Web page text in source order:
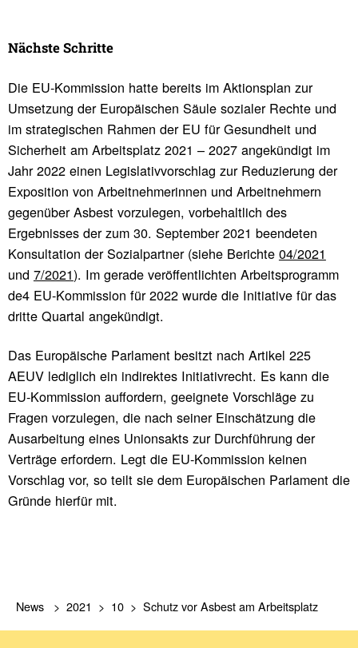
Nächste Schritte
Die EU-Kommission hatte bereits im Aktionsplan zur
Umsetzung der Europäischen Säule sozialer Rechte und
im strategischen Rahmen der EU für Gesundheit und
Sicherheit am Arbeitsplatz 2021 – 2027 angekündigt im
Jahr 2022 einen Legislativvorschlag zur Reduzierung der
Exposition von Arbeitnehmerinnen und Arbeitnehmern
gegenüber Asbest vorzulegen, vorbehaltlich des
Ergebnisses der zum 30. September 2021 beendeten
Konsultation der Sozialpartner (siehe Berichte 04/2021
und 7/2021). Im gerade veröffentlichten Arbeitsprogramm
de4 EU-Kommission für 2022 wurde die Initiative für das
dritte Quartal angekündigt.
Das Europäische Parlament besitzt nach Artikel 225
AEUV lediglich ein indirektes Initiativrecht. Es kann die
EU-Kommission auffordern, geeignete Vorschläge zu
Fragen vorzulegen, die nach seiner Einschätzung die
Ausarbeitung eines Unionsakts zur Durchführung der
Verträge erfordern. Legt die EU-Kommission keinen
Vorschlag vor, so teilt sie dem Europäischen Parlament die
Gründe hierfür mit.
News 2021 10 Schutz vor Asbest am Arbeitsplatz